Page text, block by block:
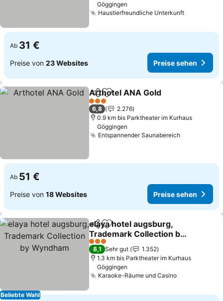
Göggingen
Haustierfreundliche UnterkunftPreise
Ab 31 €
Preise von 23 Websites Preise sehen
TeilenZu Favoriten hinzufügen
Arthotel ANA Gold
3 Sterne
6,8
2.276
0.9 km bis Parktheater im Kurhaus
Göggingen
Entspannender SaunabereichPreise
Ab 51 €
Preise von 18 Websites Preise sehen
Beliebte Wahl
TeilenZu Favoriten hinzufügen
elaya hotel augsburg,
Trademark Collection by
Wyndham
Preise sehen
3 Sterne
8,1 Sehr gut
1.352
1.3 km bis Parktheater im Kurhaus
Göggingen
Karaoke-Räume und CasinoPreise